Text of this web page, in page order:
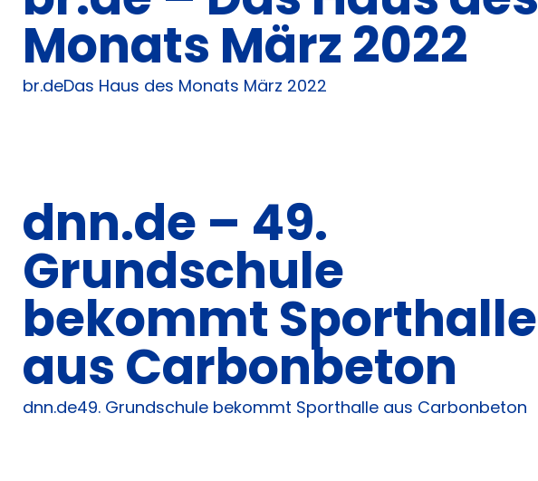
Monats März 2022
br.deDas Haus des Monats März 2022
dnn.de – 49.
Grundschule
bekommt Sporthalle
aus Carbonbeton
dnn.de49. Grundschule bekommt Sporthalle aus Carbonbeton